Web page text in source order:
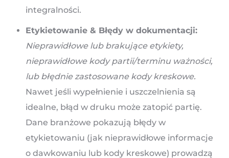
integralności.
Etykietowanie & Błędy w dokumentacji:
Nieprawidłowe lub brakujące etykiety,
nieprawidłowe kody partii/terminu ważności,
lub błędnie zastosowane kody kreskowe.
Nawet jeśli wypełnienie i uszczelnienia są
idealne, błąd w druku może zatopić partię.
Dane branżowe pokazują błędy w
etykietowaniu (jak nieprawidłowe informacje
o dawkowaniu lub kody kreskowe) prowadzą